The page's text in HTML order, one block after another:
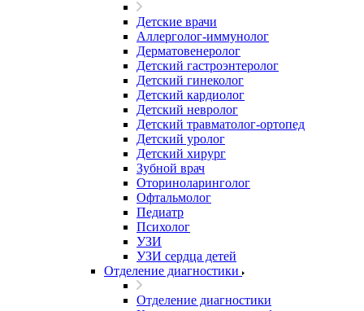
Детские врачи
Аллерголог-иммунолог
Дерматовенеролог
Детский гастроэнтеролог
Детский гинеколог
Детский кардиолог
Детский невролог
Детский травматолог-ортопед
Детский уролог
Детский хирург
Зубной врач
Оториноларинголог
Офтальмолог
Педиатр
Психолог
УЗИ
УЗИ сердца детей
Отделение диагностики
Отделение диагностики